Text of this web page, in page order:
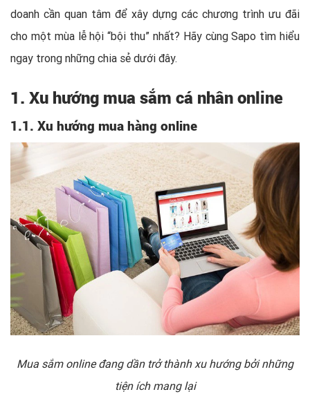
doanh cần quan tâm để xây dựng các chương trình ưu đãi
cho một mùa lễ hội “bội thu” nhất? Hãy cùng Sapo tìm hiểu
ngay trong những chia sẻ dưới đây.
1. Xu hướng mua sắm cá nhân online
1.1. Xu hướng mua hàng online
Mua sắm online đang dần trở thành xu hướng bởi những
tiện ích mang lại